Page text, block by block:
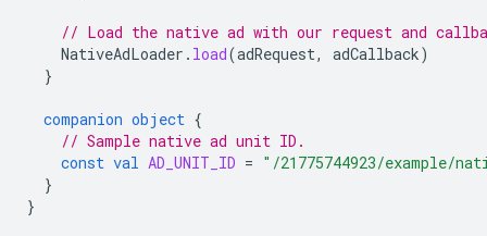
// Load the native ad with our request and
NativeAdLoader . load(adRequest, adCallback)
}
companion object {
// Sample native ad unit ID.
const val AD_UNIT_ID = "/21775744923/example/
}
}